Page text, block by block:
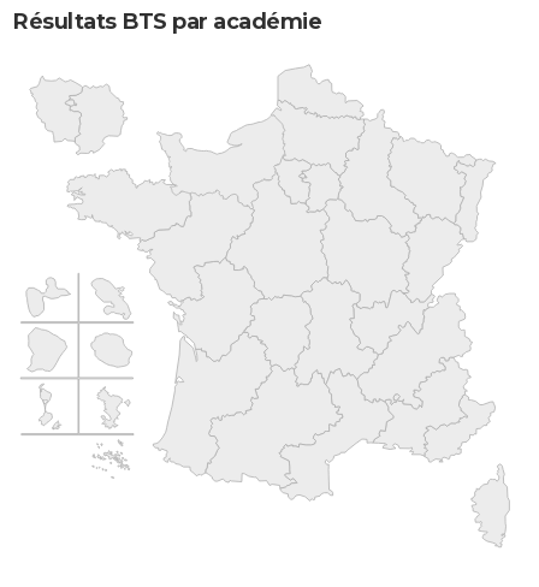
Résultats BTS par académie